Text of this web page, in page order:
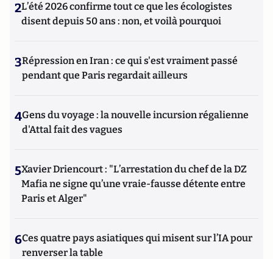
2L’été 2026 confirme tout ce que les écologistes
disent depuis 50 ans : non, et voilà pourquoi
3Répression en Iran : ce qui s'est vraiment passé
pendant que Paris regardait ailleurs
4Gens du voyage : la nouvelle incursion régalienne
d'Attal fait des vagues
5Xavier Driencourt : "L’arrestation du chef de la DZ
Mafia ne signe qu’une vraie-fausse détente entre
Paris et Alger"
6Ces quatre pays asiatiques qui misent sur l’IA pour
renverser la table